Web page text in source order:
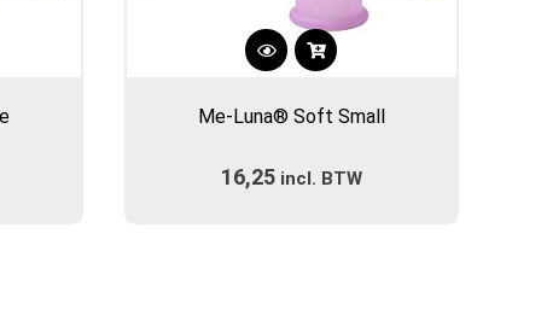
Dit
heeft
variaties.
Me-Luna® Soft Small
16,25 incl. BTW